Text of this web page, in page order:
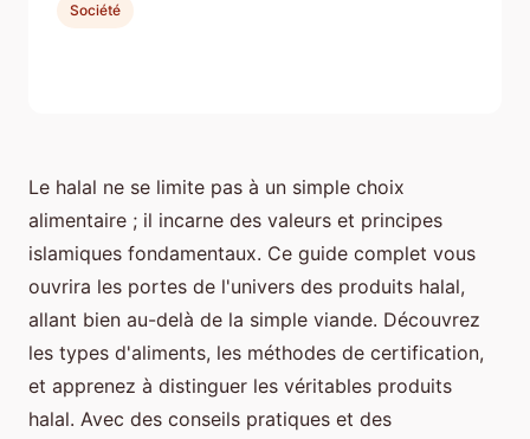
Le halal ne se limite pas à un simple choix
alimentaire ; il incarne des valeurs et principes
islamiques fondamentaux. Ce guide complet vous
ouvrira les portes de l'univers des produits halal,
allant bien au-delà de la simple viande. Découvrez
les types d'aliments, les méthodes de certification,
et apprenez à distinguer les véritables produits
halal. Avec des conseils pratiques et des
Société